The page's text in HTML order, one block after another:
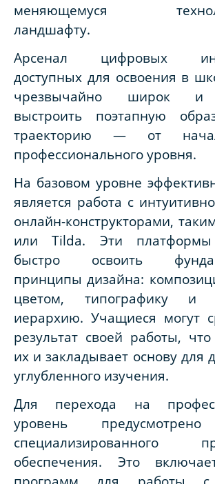
меняющемуся
ландшафту.
Арсенал цифровых
доступных для освоения в
чрезвычайно широк и
выстроить поэтапную
траекторию — от
профессионального уровня.
На базовом уровне
является работа с
онлайн-конструкторами,
или Tilda. Эти платформы
быстро освоить
принципы дизайна:
цветом, типографику и
иерархию. Учащиеся могут
результат своей работы,
их и закладывает основу для
углубленного изучения.
Для перехода на
уровень
специализированного
обеспечения. Это